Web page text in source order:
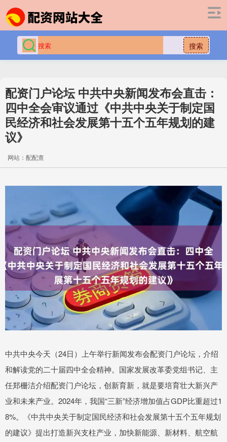
搜索
配资门户论坛 中共中央新闻发布会直击：
四中全会审议通过《中共中央关于制定国
民经济和社会发展第十五个五年规划的建
议》
网站：配配查
中共中央今天（24日）上午举行新闻发布会配资门户论坛，介绍
和解读党的二十届四中全会精神。国家发展改革委党组书记、主
任郑栅洁介绍配资门户论坛，创新育新，就是要培育壮大新兴产
业和未来产业。2024年，我国“三新”经济增加值占GDP比重超过1
8%。《中共中央关于制定国民经济和社会发展第十五个五年规划
的建议》提出打造新兴支柱产业，加快新能源、新材料、航空航